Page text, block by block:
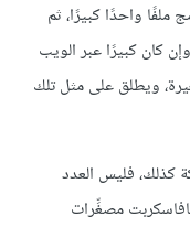
ملفًا واحدًا كبيرًا، ثم
كان كبيرًا عبر الويب
ويطلق على مثل تلك
كذلك، فليس العدد
مصغِّرات